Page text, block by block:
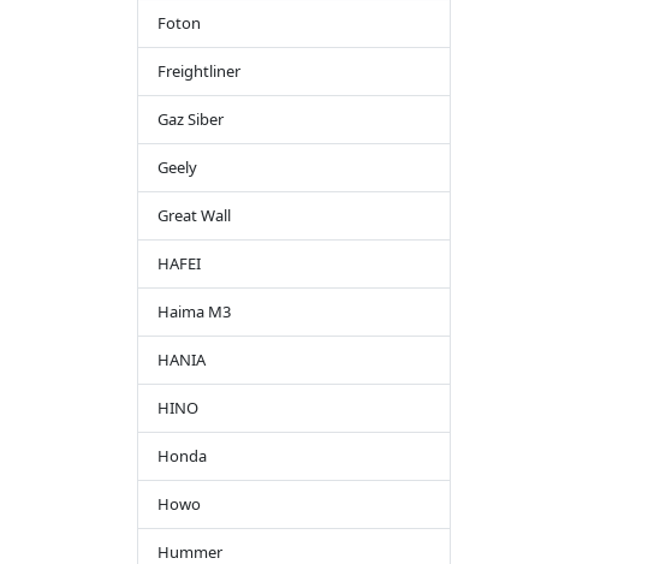
Foton
Freightliner
Gaz Siber
Geely
Great Wall
HAFEI
Haima M3
HANIA
HINO
Honda
Howo
Hummer